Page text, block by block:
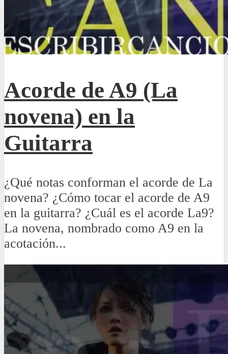
Acorde de A9 (La
novena) en la
Guitarra
¿Qué notas conforman el acorde de La
novena? ¿Cómo tocar el acorde de A9
en la guitarra? ¿Cuál es el acorde La9?
La novena, nombrado como A9 en la
acotación...